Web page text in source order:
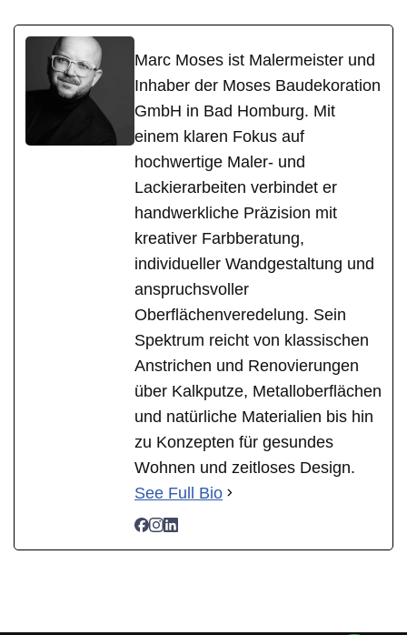
Marc Moses ist Malermeister und
Inhaber der Moses Baudekoration
GmbH in Bad Homburg. Mit
einem klaren Fokus auf
hochwertige Maler- und
Lackierarbeiten verbindet er
handwerkliche Präzision mit
kreativer Farbberatung,
individueller Wandgestaltung und
anspruchsvoller
Oberflächenveredelung. Sein
Spektrum reicht von klassischen
Anstrichen und Renovierungen
über Kalkputze, Metalloberflächen
und natürliche Materialien bis hin
zu Konzepten für gesundes
Wohnen und zeitloses Design.
See Full Bio